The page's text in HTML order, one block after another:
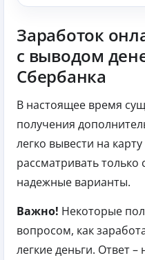
Заработок
с выводом
Сбербанка
В настоящее время
получения
легко вывести на
рассматривать
надежные варианты.
Важно! Некоторые
вопросом, как
легкие деньги. Ответ